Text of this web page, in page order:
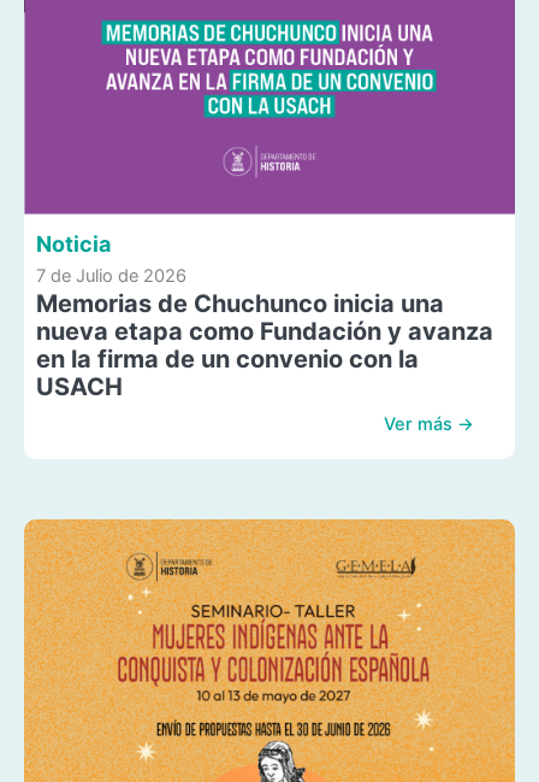
Noticia
7 de Julio de 2026
Memorias de Chuchunco inicia una
nueva etapa como Fundación y avanza
en la firma de un convenio con la
USACH
Ver más →